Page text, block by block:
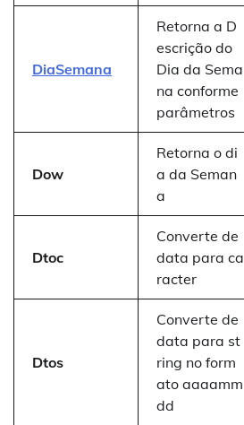
DiaSemana
Retorna a D
escrição do
Dia da Sema
na conforme
parâmetros
Dow
Retorna o di
a da Seman
a
Dtoc
Converte de
data para ca
racter
Dtos
Converte de
data para st
ring no form
ato aaaamm
dd